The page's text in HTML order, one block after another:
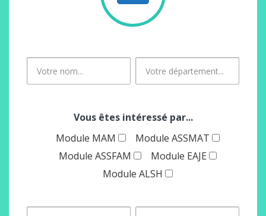
Vous êtes intéressé par...
Module MAM
Module ASSMAT
Module ASSFAM
Module EAJE
Module ALSH